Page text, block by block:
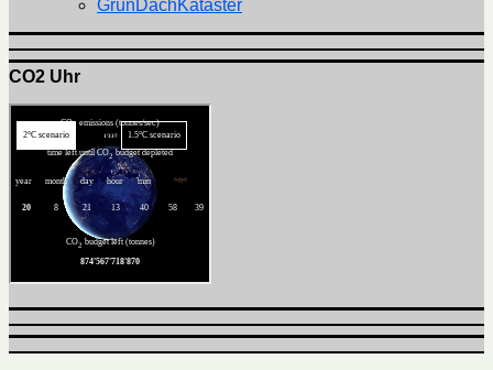
GrünDachKataster
CO2 Uhr